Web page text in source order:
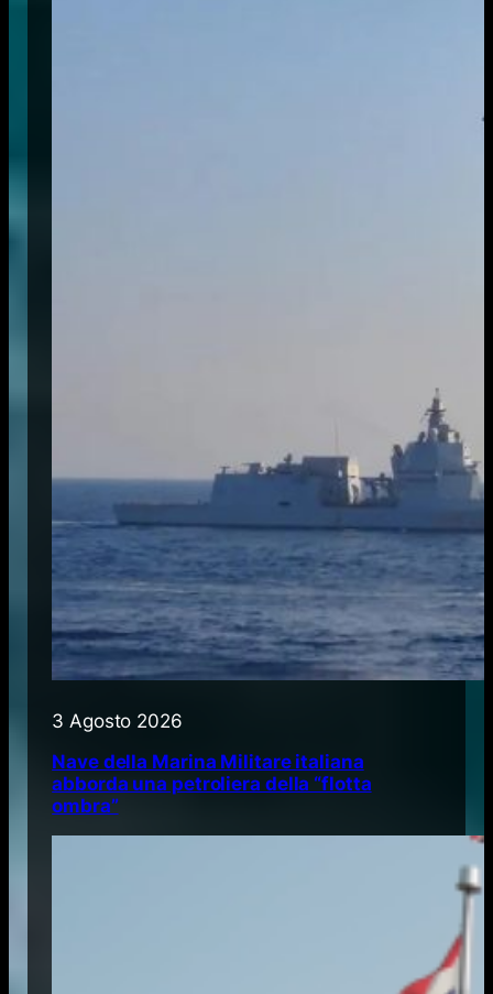
3 Agosto 2026
Nave della Marina Militare italiana
abborda una petroliera della “flotta
ombra”